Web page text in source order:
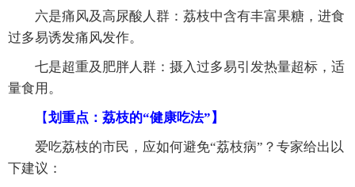
六是痛风及高尿酸人群：荔枝中含有丰富果糖，进食
过多易诱发痛风发作。
七是超重及肥胖人群：摄入过多易引发热量超标，适
量食用。
【划重点：荔枝的“健康吃法”】
爱吃荔枝的市民，应如何避免“荔枝病”？专家给出以
下建议：